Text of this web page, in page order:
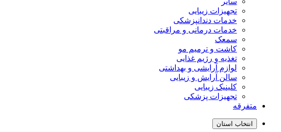
تجهیزات زیبایی
خدمات دندانپزشکی
خدمات درمانی و مراقبتی
سمعک
کاشت و ترمیم مو
تغذیه و رژیم غذایی
لوازم آرایشی و بهداشتی
سالن آرایش و زیبایی
کلینیک زیبایی
تجهیزات پزشکی
متفرقه
انتخاب استان